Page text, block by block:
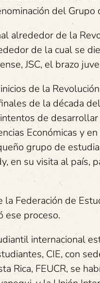
del Grupo
alrededor de la
de la cual se
JSC, el brazo
de la
de la década
de
Económicas y
grupo de
en su visita al país,
la Federación de
ese proceso.
internacional
CIE, con
Rica, FEUCR, se